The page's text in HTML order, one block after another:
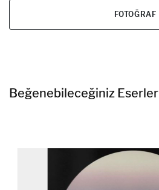
FOTOĞRAF
Beğenebileceğiniz Eserler